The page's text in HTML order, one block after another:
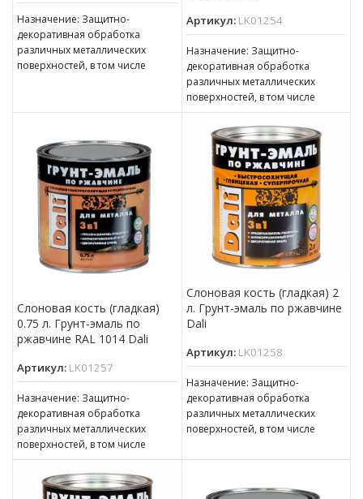
Назначение: Защитно-
декоративная обработка
различных металлических
поверхностей, в том числе
толщиной ржавчины до 100 мкм
Артикул: LK01254
Назначение: Защитно-
декоративная обработка
различных металлических
поверхностей, в том числе
пораженных точечной или
сплошной коррозией c
толщиной ржавчины до 100 мкм
Слоновая кость (гладкая)
0.75 л. Грунт-эмаль по
ржавчине RAL 1014 Dali
Артикул: LK01257
Назначение: Защитно-
декоративная обработка
различных металлических
поверхностей, в том числе
пораженных точечной или
сплошной коррозией c
толщиной ржавчины до 100 мкм
Слоновая кость (гладкая) 2
л. Грунт-эмаль по ржавчине
Dali
Артикул: LK01258
Назначение: Защитно-
декоративная обработка
различных металлических
поверхностей, в том числе
сплошной коррозией c